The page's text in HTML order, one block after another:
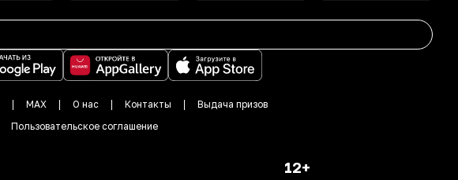
MAX О нас Контакты
Выдача призов
Пользовательское соглашение
12+